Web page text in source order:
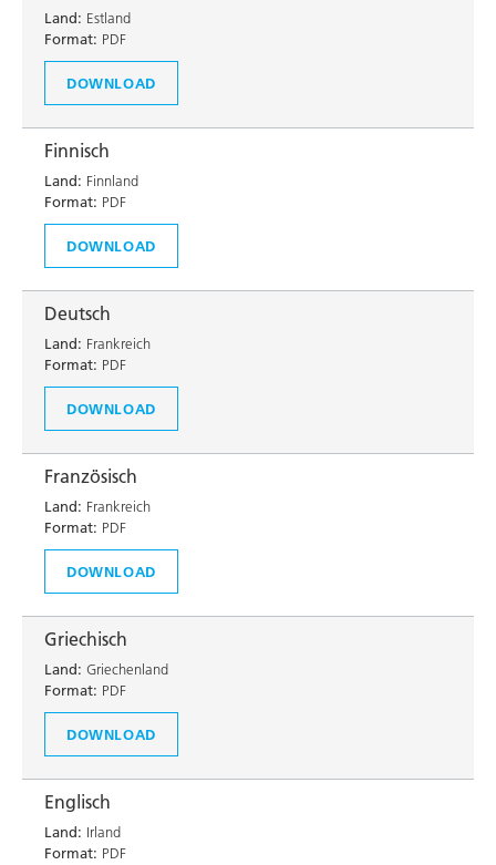
Land: Estland
Format: PDF
DOWNLOAD
Finnisch
Land: Finnland
Format: PDF
DOWNLOAD
Deutsch
Land: Frankreich
Format: PDF
DOWNLOAD
Französisch
Land: Frankreich
Format: PDF
DOWNLOAD
Griechisch
Land: Griechenland
Format: PDF
DOWNLOAD
Englisch
Land: Irland
Format: PDF